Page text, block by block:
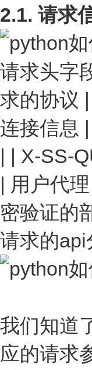
2.1. 请求
请求头字
求的协议
连接信息
| | X-SS-
| 用户代
密验证的
请求的api
我们知道
应的请求